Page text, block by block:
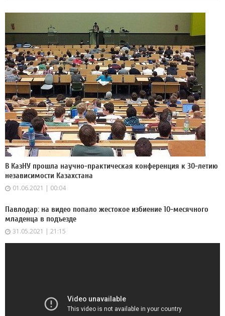
В КазНУ прошла научно-практическая конференция к 30-летию
независимости Казахстана
01.06.2021 | 00:04
Павлодар: на видео попало жестокое избиение 10-месячного
младенца в подъезде
31.05.2021 | 21:15